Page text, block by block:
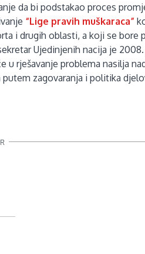
da bi podstakao proces
“Lige pravih muškaraca”
i drugih oblasti, a koji se bore
Ujedinjenih nacija je
u rješavanje problema nasilja
putem zagovaranja i politika